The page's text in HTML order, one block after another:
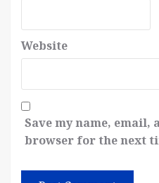
Website
Save my name, email,
browser for the next